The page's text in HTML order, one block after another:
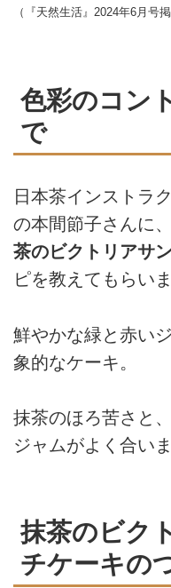
（『天然生活』2024年6月号掲
色彩のコン
で
日本茶インストラ
の本間節子さんに
茶のビクトリアサ
ピを教えてもらいま
鮮やかな緑と赤い
象的なケーキ。
抹茶のほろ苦さと
ジャムがよく合いま
抹茶のビク
チケーキの